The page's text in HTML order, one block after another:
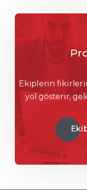
Ekiplerin
yol gösterir,